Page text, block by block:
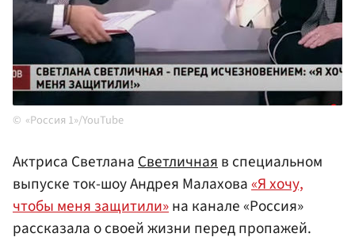
«Россия 1»/YouTube
Актриса СветланаСветличнаяв специальном
выпуске ток-шоу Андрея Малахова«Я хочу,
чтобы меня защитили»на канале «Россия»
рассказала о своей жизни перед пропажей.